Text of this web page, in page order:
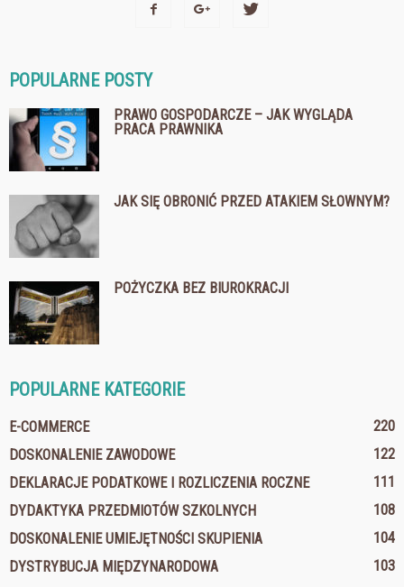
POPULARNE POSTY
PRAWO GOSPODARCZE – JAK WYGLĄDA
PRACA PRAWNIKA
JAK SIĘ OBRONIĆ PRZED ATAKIEM SŁOWNYM?
POŻYCZKA BEZ BIUROKRACJI
POPULARNE KATEGORIE
E-COMMERCE
220
DOSKONALENIE ZAWODOWE
122
DEKLARACJE PODATKOWE I ROZLICZENIA ROCZNE
111
DYDAKTYKA PRZEDMIOTÓW SZKOLNYCH
108
DOSKONALENIE UMIEJĘTNOŚCI SKUPIENIA
104
DYSTRYBUCJA MIĘDZYNARODOWA
103